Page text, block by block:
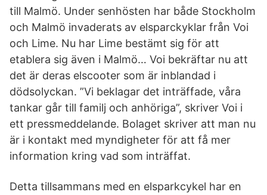
till Malmö. Under senhösten har både Stockholm
och Malmö invaderats av elsparckyklar från Voi
och Lime. Nu har Lime bestämt sig för att
etablera sig även i Malmö… Voi bekräftar nu att
det är deras elscooter som är inblandad i
dödsolyckan. ”Vi beklagar det inträffade, våra
tankar går till familj och anhöriga”, skriver Voi i
ett pressmeddelande. Bolaget skriver att man nu
är i kontakt med myndigheter för att få mer
information kring vad som inträffat.
Detta tillsammans med en elsparkcykel har en